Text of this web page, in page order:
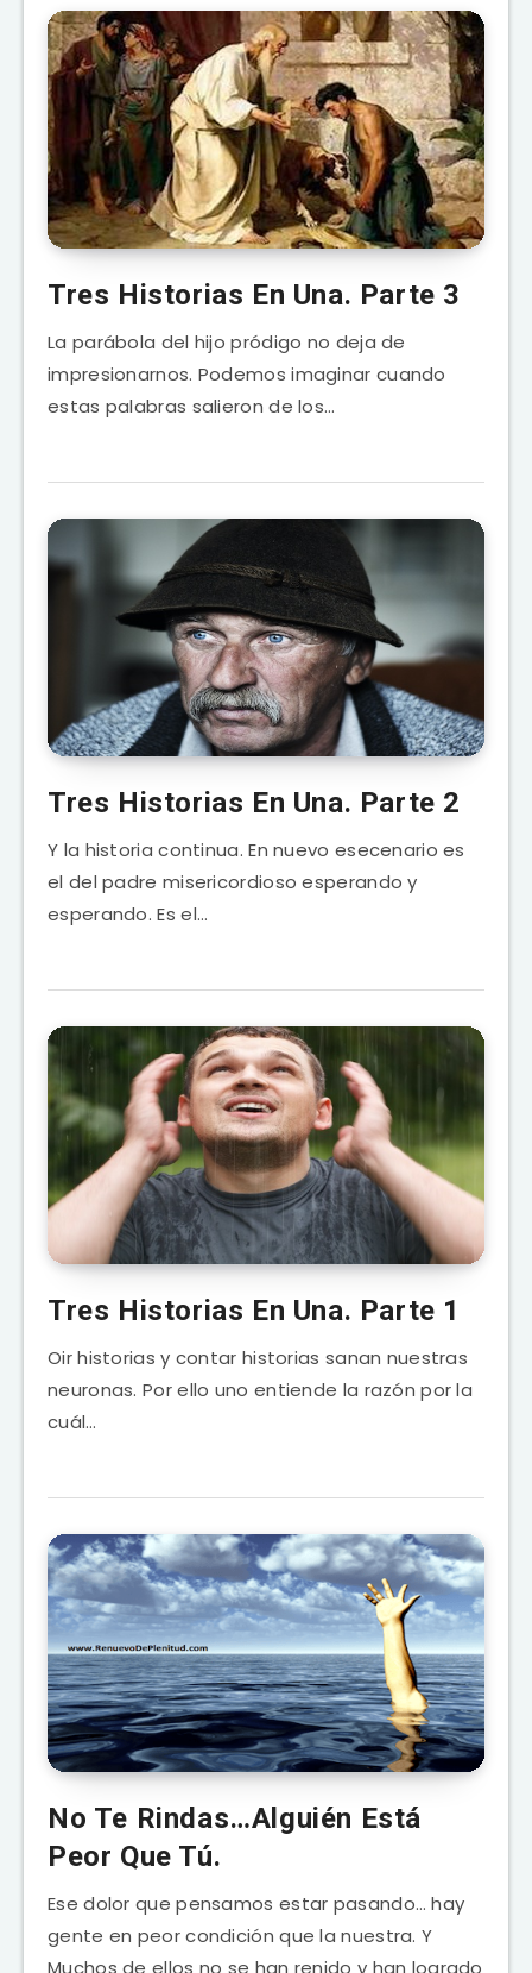
Tres Historias En Una. Parte 3
La parábola del hijo pródigo no deja de
impresionarnos. Podemos imaginar cuando
estas palabras salieron de los…
Tres Historias En Una. Parte 2
Y la historia continua. En nuevo esecenario es
el del padre misericordioso esperando y
esperando. Es el…
Tres Historias En Una. Parte 1
Oir historias y contar historias sanan nuestras
neuronas. Por ello uno entiende la razón por la
cuál…
No Te Rindas…Alguién Está
Peor Que Tú.
Ese dolor que pensamos estar pasando… hay
gente en peor condición que la nuestra. Y
Muchos de ellos no se han renido y han logrado